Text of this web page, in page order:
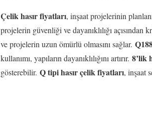
Çelik hasır fiyatları, inşaat projelerinin
projelerin güvenliği ve dayanıklılığı açısından
ve projelerin uzun ömürlü olmasını sağlar.
kullanımı, yapıların dayanıklılığını artırır. 8’lik
gösterebilir. Q tipi hasır çelik fiyatları, inşaat